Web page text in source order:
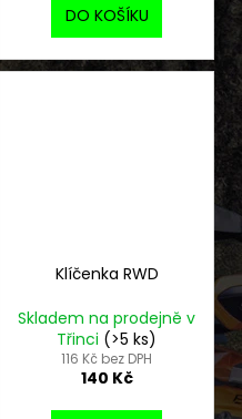
DO KOŠÍKU
Klíčenka RWD
Skladem na prodejně v
Třinci (>5 ks)
116 Kč bez DPH
140 Kč